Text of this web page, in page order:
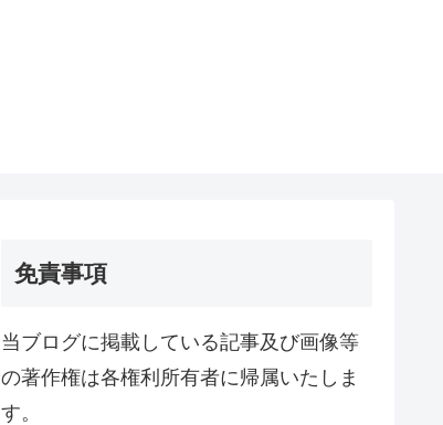
免責事項
当ブログに掲載している記事及び画像等
の著作権は各権利所有者に帰属いたしま
す。